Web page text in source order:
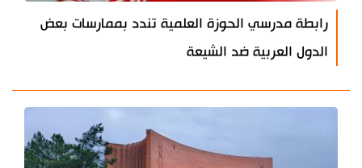
رابطة مدرسي الحوزة العلمية تندد بممارسات بعض
الدول العربية ضد الشيعة